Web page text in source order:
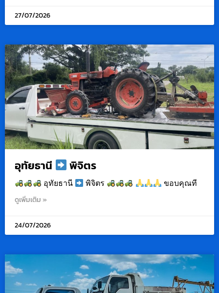
27/07/2026
อุทัยธานี พิจิตร
อุทัยธานี พิจิตร ขอบคุณที
ดูเพิ่มเติม »
24/07/2026